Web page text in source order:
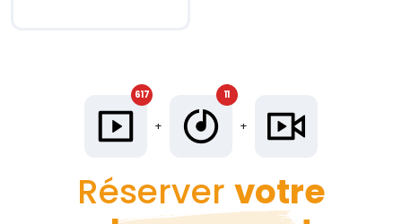
617
+
11
+
Réserver votre